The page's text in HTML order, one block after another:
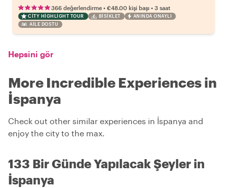
366 değerlendirme • €48.00 kişi başı • 3 saat
CITY HIGHLIGHT TOUR BISIKLET
ANINDA ONAYLI
AILE DOSTU
Hepsini gör
More Incredible Experiences in
İspanya
Check out other similar experiences in İspanya and
enjoy the city to the max.
133 Bir Günde Yapılacak Şeyler in
İspanya